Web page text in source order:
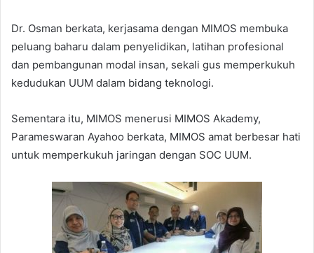
Dr. Osman berkata, kerjasama dengan MIMOS membuka
peluang baharu dalam penyelidikan, latihan profesional
dan pembangunan modal insan, sekali gus memperkukuh
kedudukan UUM dalam bidang teknologi.
Sementara itu, MIMOS menerusi MIMOS Akademy,
Parameswaran Ayahoo berkata, MIMOS amat berbesar hati
untuk memperkukuh jaringan dengan SOC UUM.